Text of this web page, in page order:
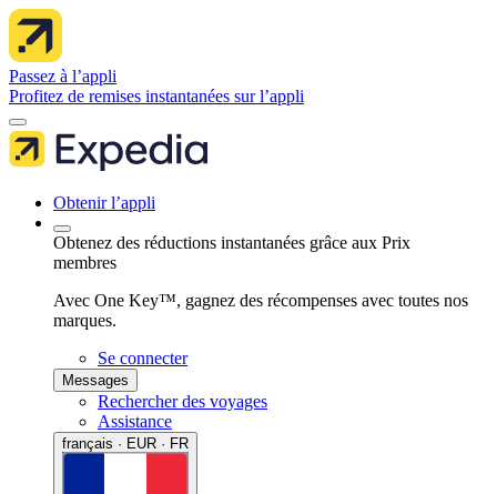
Passez à l’appli
Profitez de remises instantanées sur l’appli
Obtenir l’appli
Obtenez des réductions instantanées grâce aux Prix
membres
Avec One Key™, gagnez des récompenses avec toutes nos
marques.
Se connecter
Messages
Rechercher des voyages
Assistance
français · EUR · FR